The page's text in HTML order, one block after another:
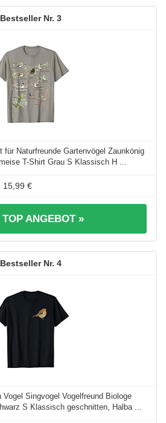
3
für Naturfreunde Gartenvögel Zaunkönig
T-Shirt Grau S Klassisch H ...
15,99 €
TOP ANGEBOT »
4
Singvogel Vogelfreund Biologe
S Klassisch geschnitten, Halba ...